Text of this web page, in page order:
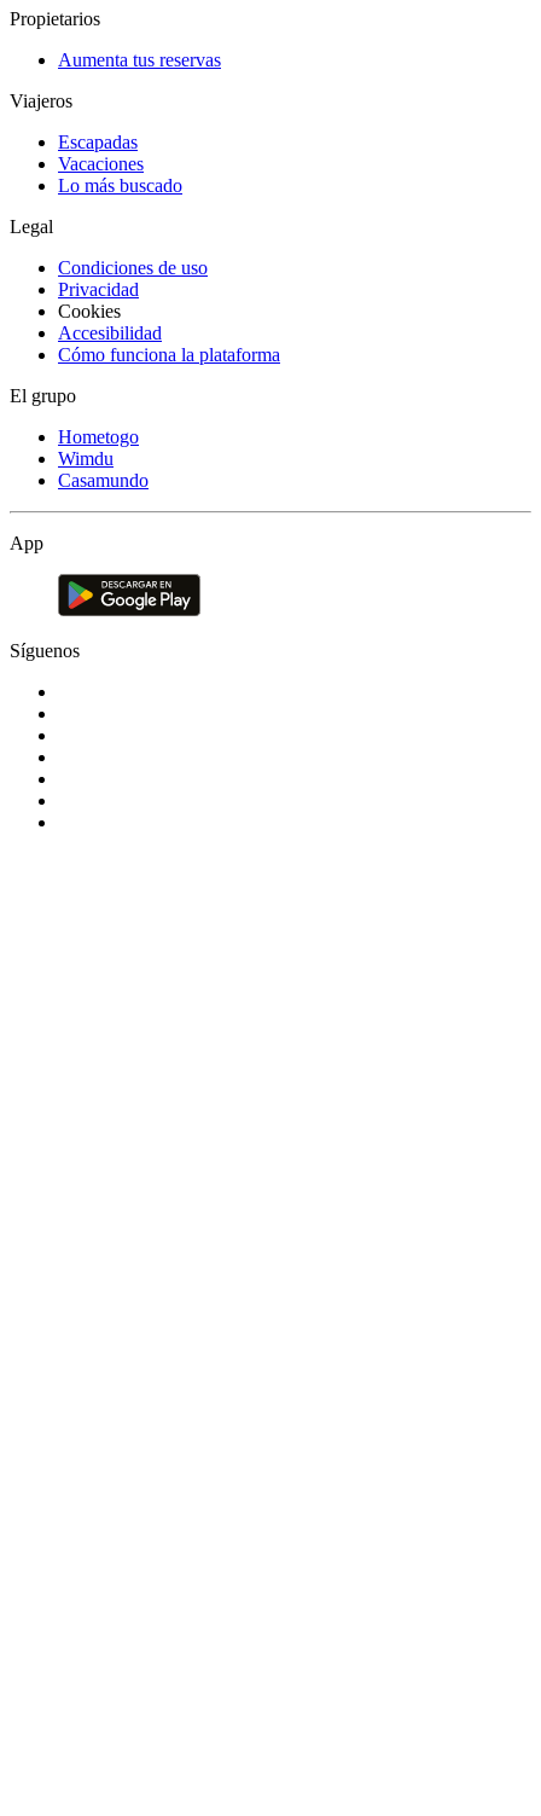
Propietarios
Aumenta tus reservas
Viajeros
Escapadas
Vacaciones
Lo más buscado
Legal
Condiciones de uso
Privacidad
Cookies
Accesibilidad
Cómo funciona la plataforma
El grupo
Hometogo
Wimdu
Casamundo
App
Síguenos